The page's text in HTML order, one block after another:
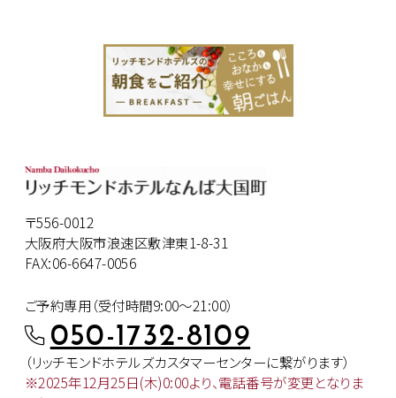
〒556-0012
大阪府大阪市浪速区敷津東1-8-31
FAX:06-6647-0056
ご予約専用（受付時間9:00～21:00）
050-1732-8109
（リッチモンドホテルズカスタマーセンターに繋がります）
※2025年12月25日(木)0:00より、電話番号が変更となりま